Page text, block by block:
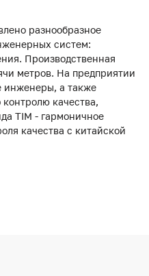
разнообразное
систем:
Производственная
метров. На предприятии
инженеры, а также
качества,
TIM - гармоничное
качества с китайской